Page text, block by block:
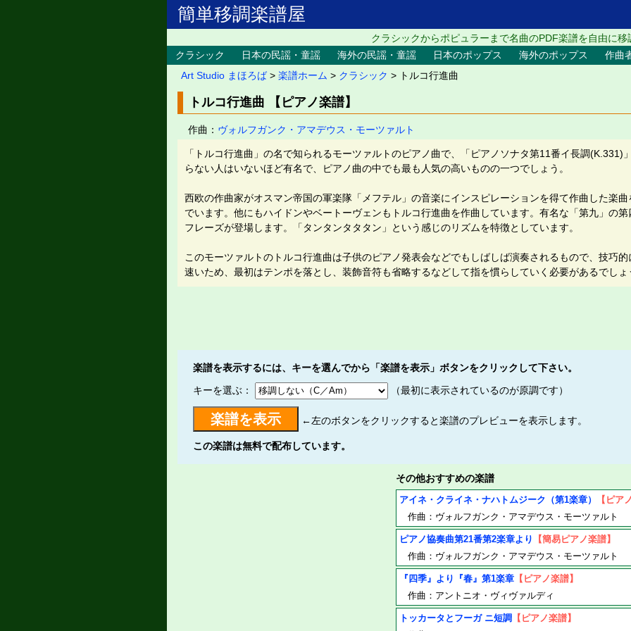
簡単移調楽譜屋
クラシックからポピュラーまで名曲のPDF楽譜を自由に
クラシック
日本の民謡・童謡 海外の民謡・童謡 日本のポップス 海外のポップス
作曲
Art Studio まほろば > 楽譜ホーム > クラシック > トルコ行進曲
トルコ行進曲 【ピアノ楽譜】
作曲： ヴォルフガンク・アマデウス・モーツァルト
「トルコ行進曲」の名で知られるモーツァルトのピアノ曲で、「ピアノソナタ第11番イ長調(K.331)
らない人はいないほど有名で、ピアノ曲の中でも最も人気の高いものの一つでしょう。
西欧の作曲家がオスマン帝国の軍楽隊「メフテル」の音楽にインスピレーションを得て作曲した楽
でいます。他にもハイドンやベートーヴェンもトルコ行進曲を作曲しています。有名な「第九」の
フレーズが登場します。「タンタンタタタン」という感じのリズムを特徴としています。
このモーツァルトのトルコ行進曲は子供のピアノ発表会などでもしばしば演奏されるもので、技巧
速いため、最初はテンポを落とし、装飾音符も省略するなどして指を慣らしていく必要があるでしょ
楽譜を表示するには、キーを選んでから「楽譜を表示」ボタンをクリックして下さい。
キーを選ぶ：
（最初に表示されているのが原調です）
←左のボタンをクリックすると楽譜のプレビューを表示します。
この楽譜は無料で配布しています。
その他おすすめの楽譜
アイネ・クライネ・ナハトムジーク（第1楽章）
【ピア
作曲：ヴォルフガンク・アマデウス・モーツァルト
ピアノ協奏曲第21番第2楽章より
【簡易ピアノ楽譜】
作曲：ヴォルフガンク・アマデウス・モーツァルト
『四季』より『春』第1楽章 【ピアノ楽譜】
作曲：アントニオ・ヴィヴァルディ
トッカータとフーガ ニ短調 【ピアノ楽譜】